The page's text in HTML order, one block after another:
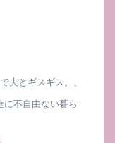
夫とギスギス。。
に不自由ない暮ら